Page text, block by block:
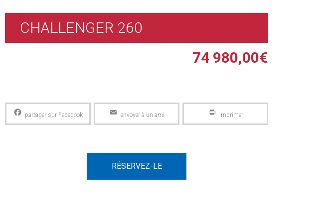
CHALLENGER 260
74 980,00€
Facebook Email PrintFriendly
RÉSERVEZ-LE